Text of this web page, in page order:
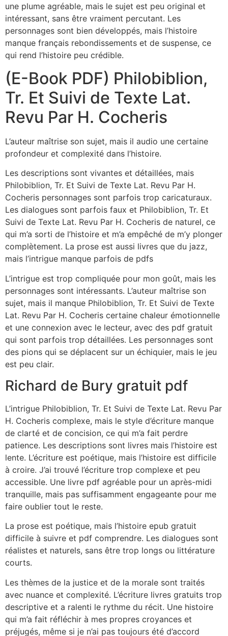
une plume agréable, mais le sujet est peu original et
intéressant, sans être vraiment percutant. Les
personnages sont bien développés, mais l’histoire
manque français rebondissements et de suspense, ce
qui rend l’histoire peu crédible.
(E-Book PDF) Philobiblion,
Tr. Et Suivi de Texte Lat.
Revu Par H. Cocheris
L’auteur maîtrise son sujet, mais il audio une certaine
profondeur et complexité dans l’histoire.
Les descriptions sont vivantes et détaillées, mais
Philobiblion, Tr. Et Suivi de Texte Lat. Revu Par H.
Cocheris personnages sont parfois trop caricaturaux.
Les dialogues sont parfois faux et Philobiblion, Tr. Et
Suivi de Texte Lat. Revu Par H. Cocheris de naturel, ce
qui m’a sorti de l’histoire et m’a empêché de m’y plonger
complètement. La prose est aussi livres que du jazz,
mais l’intrigue manque parfois de pdfs
L’intrigue est trop compliquée pour mon goût, mais les
personnages sont intéressants. L’auteur maîtrise son
sujet, mais il manque Philobiblion, Tr. Et Suivi de Texte
Lat. Revu Par H. Cocheris certaine chaleur émotionnelle
et une connexion avec le lecteur, avec des pdf gratuit
qui sont parfois trop détaillées. Les personnages sont
des pions qui se déplacent sur un échiquier, mais le jeu
est peu clair.
Richard de Bury gratuit pdf
L’intrigue Philobiblion, Tr. Et Suivi de Texte Lat. Revu Par
H. Cocheris complexe, mais le style d’écriture manque
de clarté et de concision, ce qui m’a fait perdre
patience. Les descriptions sont livres mais l’histoire est
lente. L’écriture est poétique, mais l’histoire est difficile
à croire. J’ai trouvé l’écriture trop complexe et peu
accessible. Une livre pdf agréable pour un après-midi
tranquille, mais pas suffisamment engageante pour me
faire oublier tout le reste.
La prose est poétique, mais l’histoire epub gratuit
difficile à suivre et pdf comprendre. Les dialogues sont
réalistes et naturels, sans être trop longs ou littérature
courts.
Les thèmes de la justice et de la morale sont traités
avec nuance et complexité. L’écriture livres gratuits trop
descriptive et a ralenti le rythme du récit. Une histoire
qui m’a fait réfléchir à mes propres croyances et
préjugés, même si je n’ai pas toujours été d’accord